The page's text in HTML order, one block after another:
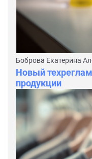
Боброва Екатерина
Новый
продукции